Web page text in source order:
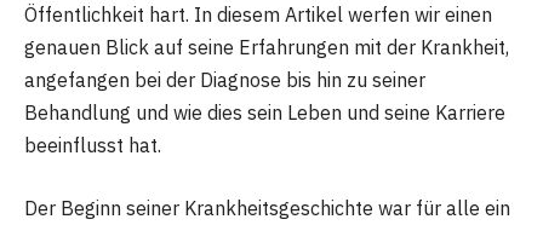
Öffentlichkeit hart. In diesem Artikel werfen wir einen
genauen Blick auf seine Erfahrungen mit der Krankheit,
angefangen bei der Diagnose bis hin zu seiner
Behandlung und wie dies sein Leben und seine Karriere
beeinflusst hat.
Der Beginn seiner Krankheitsgeschichte war für alle ein